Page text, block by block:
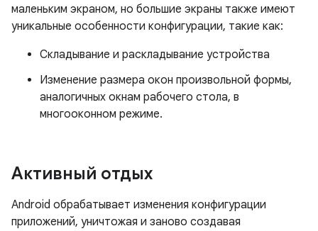
маленьким экраном, но большие экраны также имеют
уникальные особенности конфигурации, такие как:
Складывание и раскладывание устройства
Изменение размера окон произвольной формы,
аналогичных окнам рабочего стола, в
многооконном режиме.
Активный отдых
Android обрабатывает изменения конфигурации
приложений, уничтожая и заново создавая